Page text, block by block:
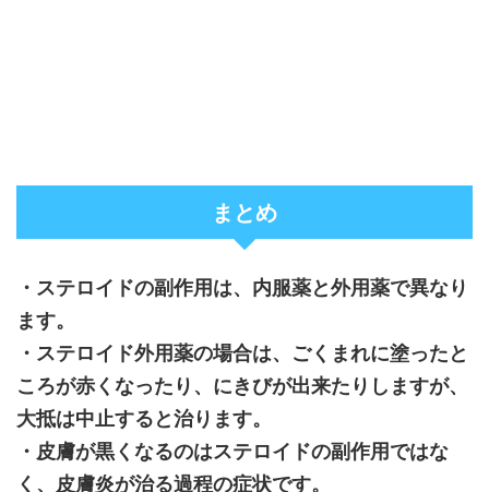
まとめ
・ステロイドの副作用は、内服薬と外用薬で異なり
ます。
・ステロイド外用薬の場合は、ごくまれに塗ったと
ころが赤くなったり、にきびが出来たりしますが、
大抵は中止すると治ります。
・皮膚が黒くなるのはステロイドの副作用ではな
く、皮膚炎が治る過程の症状です。